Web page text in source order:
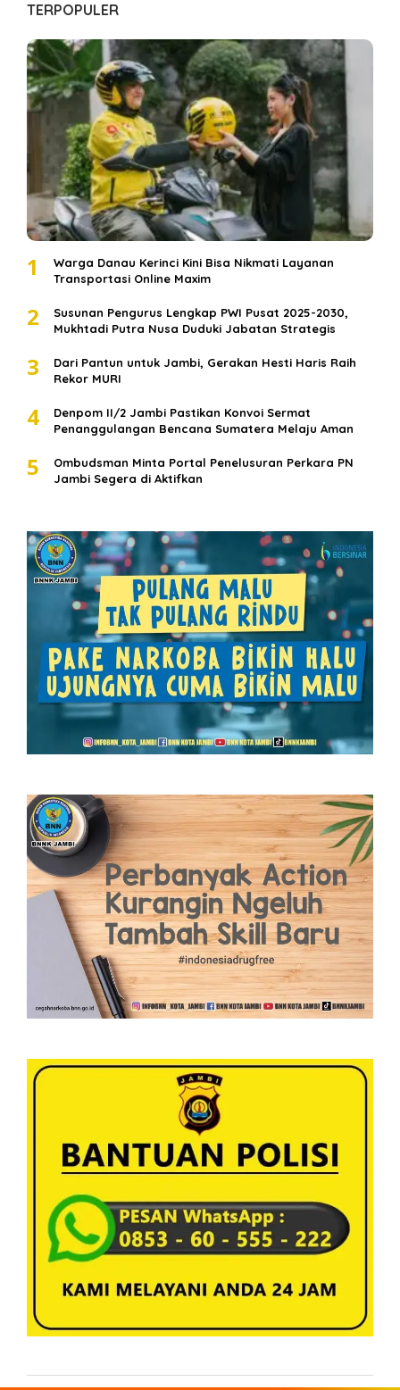
TERPOPULER
1
Warga Danau Kerinci Kini Bisa Nikmati Layanan
Transportasi Online Maxim
2
Susunan Pengurus Lengkap PWI Pusat 2025-2030,
Mukhtadi Putra Nusa Duduki Jabatan Strategis
3
Dari Pantun untuk Jambi, Gerakan Hesti Haris Raih
Rekor MURI
4
Denpom II/2 Jambi Pastikan Konvoi Sermat
Penanggulangan Bencana Sumatera Melaju Aman
5
Ombudsman Minta Portal Penelusuran Perkara PN
Jambi Segera di Aktifkan